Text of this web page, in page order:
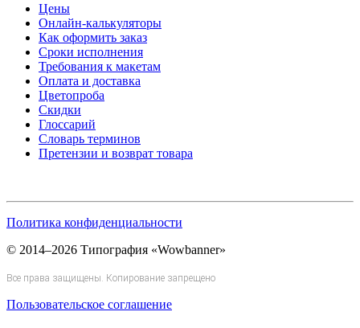
Цены
Онлайн-калькуляторы
Как оформить заказ
Сроки исполнения
Требования к макетам
Оплата и доставка
Цветопроба
Скидки
Глоссарий
Словарь терминов
Претензии и возврат товара
Политика конфиденциальности
© 2014–2026 Типография «Wowbanner»
Все права защищены. Копирование запрещено
Пользовательское соглашение